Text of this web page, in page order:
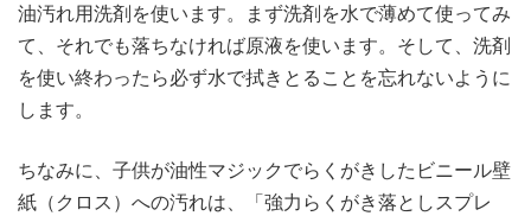
油汚れ用洗剤を使います。まず洗剤を水で薄めて使ってみ
て、それでも落ちなければ原液を使います。そして、洗剤
を使い終わったら必ず水で拭きとることを忘れないように
します。
ちなみに、子供が油性マジックでらくがきしたビニール壁
紙（クロス）への汚れは、「強力らくがき落としスプレ